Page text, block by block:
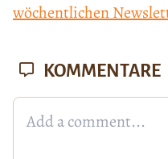
wöchentlichen
KOMMENTARE